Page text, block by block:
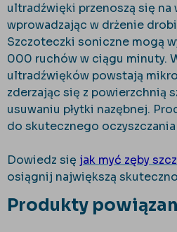
ultradźwięki przenoszą się na
wprowadzając w drżenie
Szczoteczki soniczne mogą
000 ruchów w ciągu minuty.
ultradźwięków powstają
zderzając się z powierzchnią
usuwaniu płytki nazębnej.
do skutecznego
Dowiedz się jak myć zęby
osiągnij największą
Produkty